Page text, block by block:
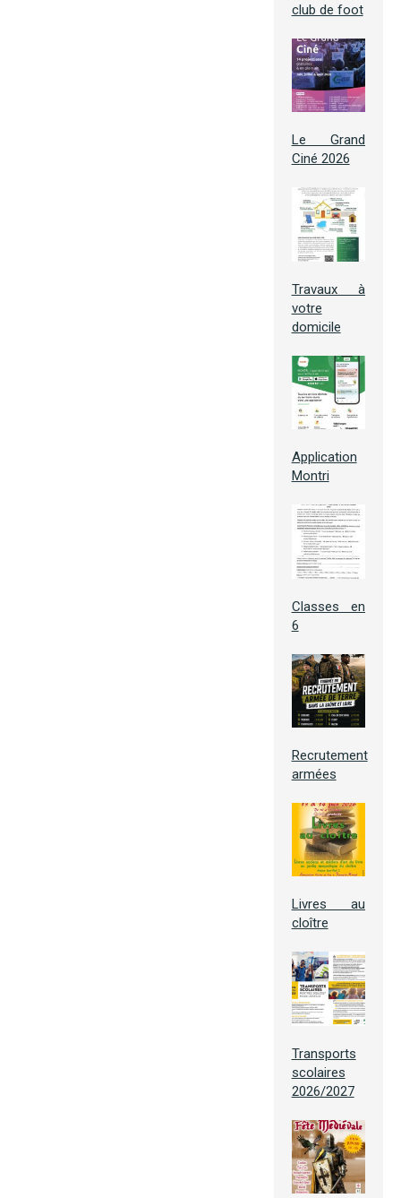
club de foot
Le Grand
Ciné 2026
Travaux à
votre
domicile
Application
Montri
Classes en
6
Recrutement
armées
Livres au
cloître
Transports
scolaires
2026/2027